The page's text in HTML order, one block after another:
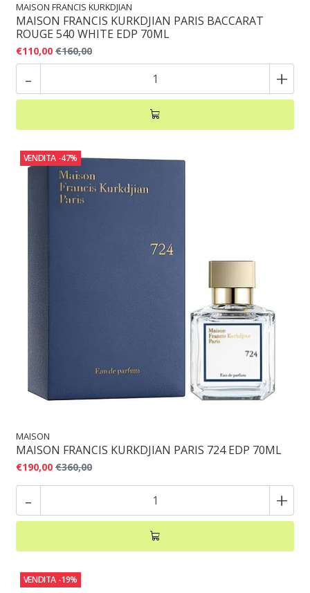
MAISON FRANCIS KURKDJIAN
MAISON FRANCIS KURKDJIAN PARIS BACCARAT
ROUGE 540 WHITE EDP 70ML
€110,00 €160,00
- +
VENDITA -47%
MAISON
MAISON FRANCIS KURKDJIAN PARIS 724 EDP 70ML
€190,00 €360,00
- +
VENDITA -19%